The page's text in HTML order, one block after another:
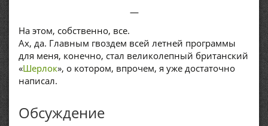
—
На этом, собственно, все.
Ах, да. Главным гвоздем всей летней программы
для меня, конечно, стал великолепный британский
«Шерлок», о котором, впрочем, я уже достаточно
написал.
Обсуждение